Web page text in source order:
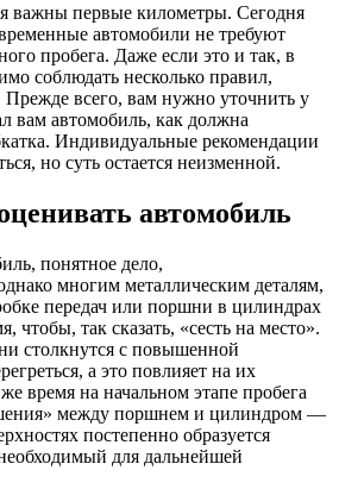
важны первые километры. Сегодня
автомобили не требуют
пробега. Даже если это и так, в
соблюдать несколько правил,
Прежде всего, вам нужно уточнить у
вам автомобиль, как должна
Индивидуальные рекомендации
но суть остается неизменной.
автомобиль
понятное дело,
многим металлическим деталям,
передач или поршни в цилиндрах
чтобы, так сказать, «сесть на место».
столкнутся с повышенной
а это повлияет на их
время на начальном этапе пробега
между поршнем и цилиндром —
постепенно образуется
для дальнейшей